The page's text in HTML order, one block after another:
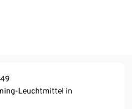
Leuchtmittel in